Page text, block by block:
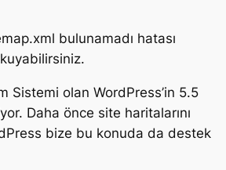
bulunamadı hatası
Sistemi olan WordPress’in 5.5
Daha önce site haritalarını
bize bu konuda da destek